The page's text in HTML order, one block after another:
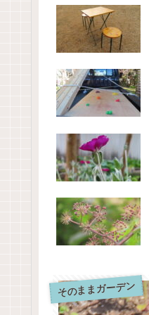
そのままガーデン